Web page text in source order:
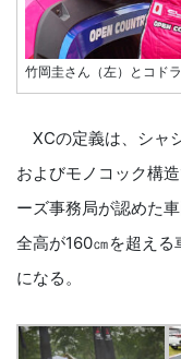
竹岡圭さん（左）とコド
XCの定義は、シャ
およびモノコック構
ーズ事務局が認めた
全高が160㎝を超え
になる。